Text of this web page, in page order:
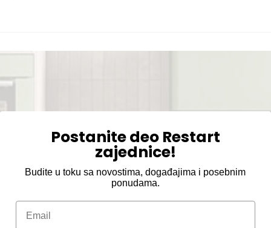
Postanite deo Restart
zajednice!
Budite u toku sa novostima, događajima i posebnim
ponudama.
Email